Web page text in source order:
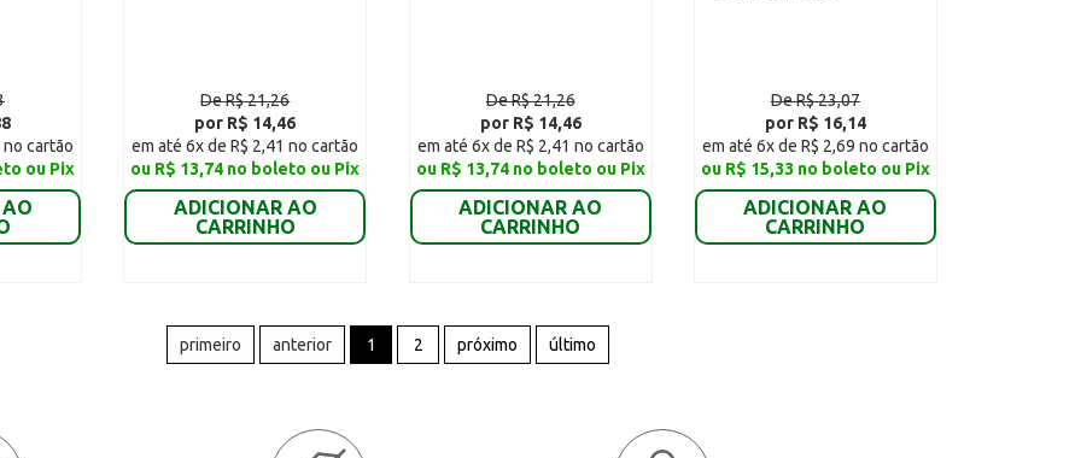
no cartão
ou Pix
De R$ 21,26
por R$ 14,46
em até 6x de R$ 2,41 no cartão
ou R$ 13,74 no boleto ou Pix
ADICIONAR AO
CARRINHO
De R$ 21,26
por R$ 14,46
em até 6x de R$ 2,41 no cartão
ou R$ 13,74 no boleto ou Pix
ADICIONAR AO
CARRINHO
De R$ 23,07
por R$ 16,14
em até 6x de R$ 2,69 no cartão
ou R$ 15,33 no boleto ou Pix
ADICIONAR AO
CARRINHO
primeiro anterior 1 2 próximo último